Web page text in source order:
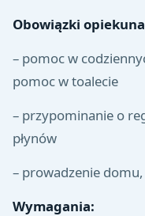
Obowiązki
– pomoc w
pomoc w toalecie
– przypominanie o
płynów
– prowadzenie
Wymagania: